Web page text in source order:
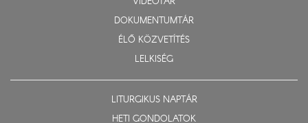
DOKUMENTUMTÁR
ÉLŐ KÖZVETÍTÉS
LELKISÉG
LITURGIKUS NAPTÁR
HETI GONDOLATOK